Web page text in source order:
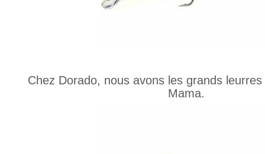
Chez Dorado, nous avons les grands
Mama.